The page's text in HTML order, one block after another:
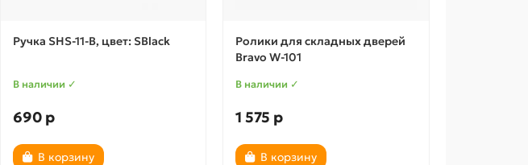
Ручка SHS-11-B, цвет: SBlack
В наличии ✓
690 р
В корзину
Ролики для складных дверей
Bravo W-101
В наличии ✓
1 575 р
В корзину